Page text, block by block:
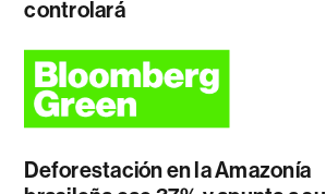
controlará
Deforestación en la Amazonía